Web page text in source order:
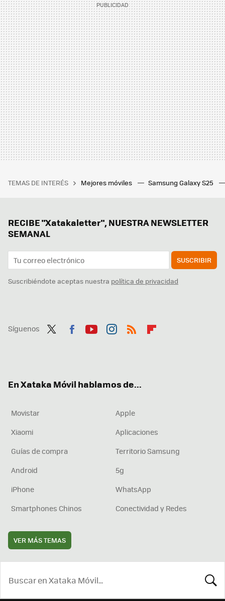
TEMAS DE INTERÉS Mejores móviles Samsung Galaxy S25
RECIBE "Xatakaletter", NUESTRA NEWSLETTER
SEMANAL
SUSCRIBIR
Suscribiéndote aceptas nuestra política de privacidad
Síguenos
En Xataka Móvil hablamos de...
Movistar
Apple
Xiaomi
Aplicaciones
Guías de compra
Territorio Samsung
Android
5g
iPhone
WhatsApp
Smartphones Chinos
Conectividad y Redes
VER MÁS TEMAS